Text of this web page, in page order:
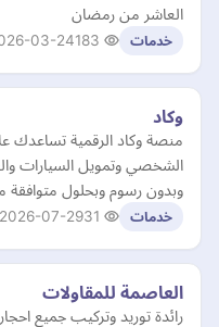
العاشر من رمضان
خدمات 03-24
وكاد
منصة وكاد الرقمية تساعدك
الشخصي وتمويل السيارات
وبدون رسوم وبحلول متوافقة
خدمات 2026-07-29
العاصمة للمقاولات
رائدة توريد وتركيب جميع